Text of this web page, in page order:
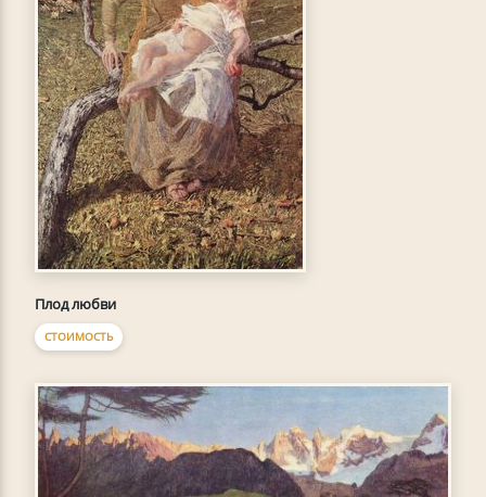
Плод любви
СТОИМОСТЬ